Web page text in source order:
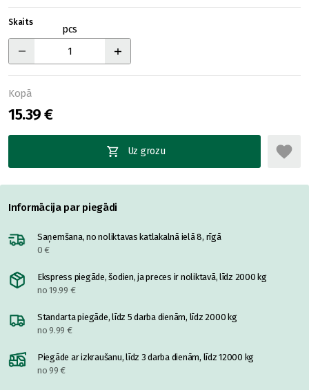
Skaits
pcs
Kopā
15.39 €
Uz grozu
Informācija par piegādi
Saņemšana, no noliktavas katlakalnā ielā 8, rīgā
0 €
Ekspress piegāde, šodien, ja preces ir noliktavā, līdz 2000 kg
no 19.99 €
Standarta piegāde, līdz 5 darba dienām, līdz 2000 kg
no 9.99 €
Piegāde ar izkraušanu, līdz 3 darba dienām, līdz 12000 kg
no 99 €